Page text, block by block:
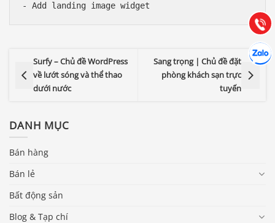
Surfy – Chủ đề WordPress
về lướt sóng và thể thao
dưới nước
Sang trọng | Chủ đề đặt
phòng khách sạn trực
tuyến
DANH MỤC
Bán hàng
Bán lẻ
Bất động sản
Blog & Tạp chí
Gọi
(028) 22.166.144
Chát